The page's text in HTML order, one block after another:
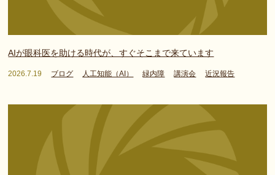
AIが眼科医を助ける時代が、すぐそこまで来ています
2026.7.19 ブログ 人工知能（AI） 緑内障 講演会 近況報告